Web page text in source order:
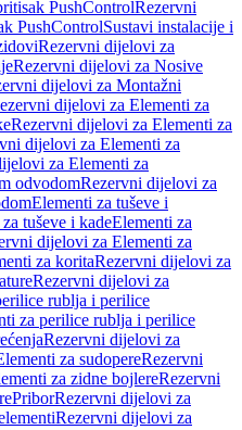
PushControlRezervni
PushControlSustavi instalacije i
Rezervni dijelovi za
Rezervni dijelovi za Nosive
dijelovi za Montažni
dijelovi za Elementi za
Rezervni dijelovi za Elementi za
dijelovi za Elementi za
za Elementi za
odvodomRezervni dijelovi za
Elementi za tuševe i
tuševe i kadeElementi za
dijelovi za Elementi za
za koritaRezervni dijelovi za
Rezervni dijelovi za
rublja i perilice
za perilice rublja i perilice
Rezervni dijelovi za
za sudopereRezervni
za zidne bojlereRezervni
PriborRezervni dijelovi za
Rezervni dijelovi za